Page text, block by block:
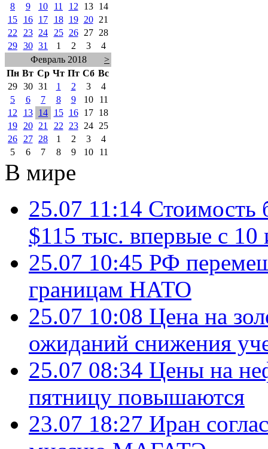
8 9 10 11 12 13
14
15
16 17 18 19 20
21
22
23 24 25 26 27
28
29 30 31 1 2 3
4
Февраль 2018
>
Пн Вт Ср Чт Пт Сб Вс
29 30 31 1 2 3
4
5
6 7 8 9 10
11
12
13 14 15 16 17
18
19
20 21 22 23 24
25
26
27 28 1 2 3
4
5
6 7 8 9 10 11
В мире
25.07 11:14 Стоимость
$115 тыс. впервые с 10
25.07 10:45 РФ
границам НАТО
25.07 10:08 Цена на
ожиданий снижения
25.07 08:34 Цены на
пятницу повышаются
23.07 18:27 Иран